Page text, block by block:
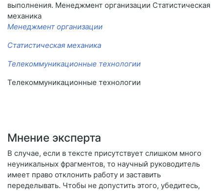
выполнения. Менеджмент организации Статистическая
механика
Менеджмент организации
Статистическая механика
Телекоммуникационные технологии
Телекоммуникационные технологии
Мнение эксперта
В случае, если в тексте присутствует слишком много
неуникальных фрагментов, то научный руководитель
имеет право отклонить работу и заставить
переделывать. Чтобы не допустить этого, убедитесь,